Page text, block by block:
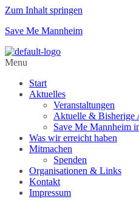
Zum Inhalt springen
Save Me Mannheim
Menu
Start
Aktuelles
Veranstaltungen
Aktuelle & Bisherige
Save Me Mannheim
Was wir erreicht haben
Mitmachen
Spenden
Organisationen & Links
Kontakt
Impressum